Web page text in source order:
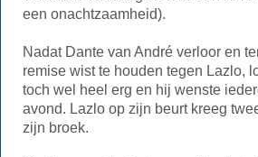
een onachtzaamheid).
Nadat Dante van André verloor en
remise wist te houden tegen Lazlo,
toch wel heel erg en hij wenste
avond. Lazlo op zijn beurt kreeg
zijn broek.